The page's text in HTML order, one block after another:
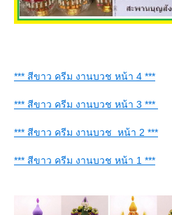
*** สีขาว ครีม งานบวช หน้า 4 ***
*** สีขาว ครีม งานบวช หน้า 3 ***
*** สีขาว ครีม งานบวช หน้า 2 ***
*** สีขาว ครีม งานบวช หน้า 1 ***